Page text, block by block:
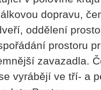
dopravu,
oddělení
prostoru
zavazadla.
vyrábějí ve tří- a